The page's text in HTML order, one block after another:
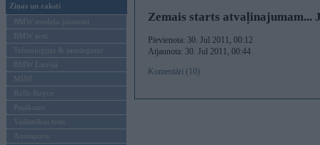
Ziņas un raksti
BMW modeļu jaunumi
BMW testi
Tehnoloģijas & sasniegumi
BMW Latvijā
MINI
Rolls-Royce
Pasākumi
Vadāmības tests
Autosports
Zemais starts atvaļinajumam...
Pievienota: 30. Jul 2011, 00:12
Atjaunota: 30. Jul 2011, 00:44
Komentāri (10)